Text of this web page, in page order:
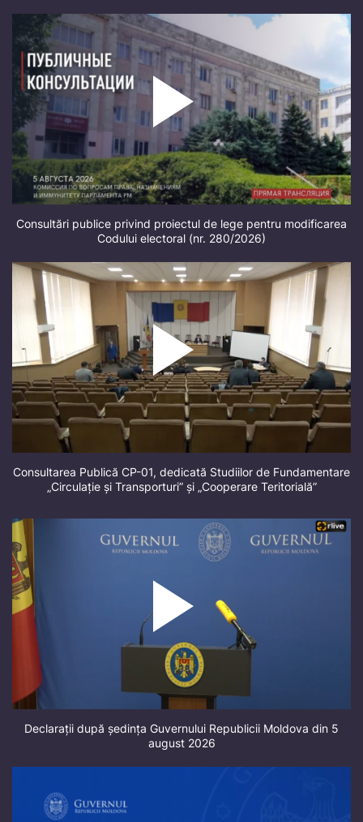
Consultări publice privind proiectul de lege pentru modificarea
Codului electoral (nr. 280/2026)
Consultarea Publică CP-01, dedicată Studiilor de Fundamentare
„Circulație și Transporturi” și „Cooperare Teritorială”
Declarații după ședința Guvernului Republicii Moldova din 5
august 2026